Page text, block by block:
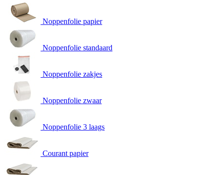
Noppenfolie papier
Noppenfolie standaard
Noppenfolie zakjes
Noppenfolie zwaar
Noppenfolie 3 laags
Courant papier